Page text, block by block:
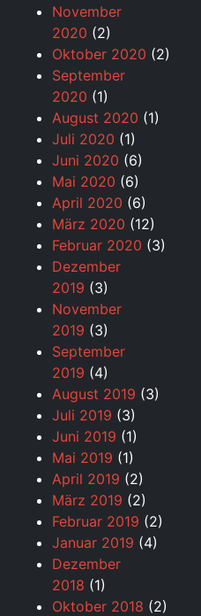
November
2020 (2)
Oktober 2020 (2)
September
2020 (1)
August 2020 (1)
Juli 2020 (1)
Juni 2020 (6)
Mai 2020 (6)
April 2020 (6)
März 2020 (12)
Februar 2020 (3)
Dezember
2019 (3)
November
2019 (3)
September
2019 (4)
August 2019 (3)
Juli 2019 (3)
Juni 2019 (1)
Mai 2019 (1)
April 2019 (2)
März 2019 (2)
Februar 2019 (2)
Januar 2019 (4)
Dezember
2018 (1)
Oktober 2018 (2)